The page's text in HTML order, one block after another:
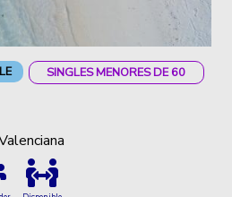
SINGLES MENORES DE 60